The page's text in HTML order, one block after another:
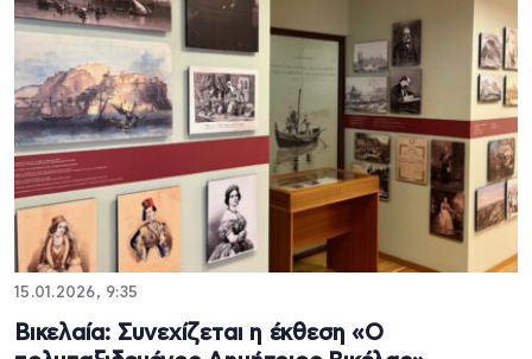
15.01.2026, 9:35
Βικελαία: Συνεχίζεται η έκθεση «Ο